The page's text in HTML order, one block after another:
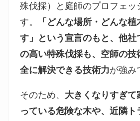
殊伐採）と庭師のプロフェッ
す。
「どんな場所・どんな
す」という宣言のもと、他社
の高い特殊伐採も、空師の技
全に解決できる技術力が強み
そのため、 大きくなりすぎて
っている危険な木や、近隣ト